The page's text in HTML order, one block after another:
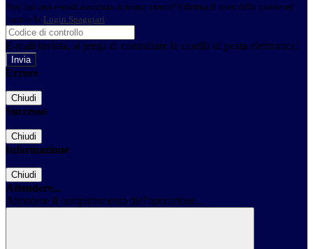
Non hai una e-mail associata al nome utente? Effettua il reset della password
tramite la Login Spaggiari
E-mail inviata, si prega di controllare la casella di posta elettronica!
Errore
Chiudi
Successo
Chiudi
Informazione
Chiudi
Attendere...
Attendere il completamento dell'operazione...